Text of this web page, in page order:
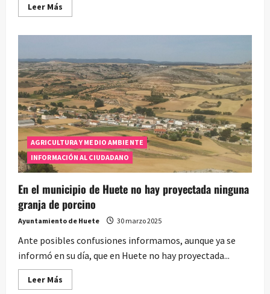
Leer Más
más
Jardín
de
la
Sonrisa
AGRICULTURA Y MEDIO AMBIENTE
INFORMACIÓN AL CIUDADANO
En el municipio de Huete no hay proyectada ninguna
granja de porcino
Ayuntamiento de Huete 30 marzo 2025
Ante posibles confusiones informamos, aunque ya se
informó en su día, que en Huete no hay proyectada...
Leer Más
más